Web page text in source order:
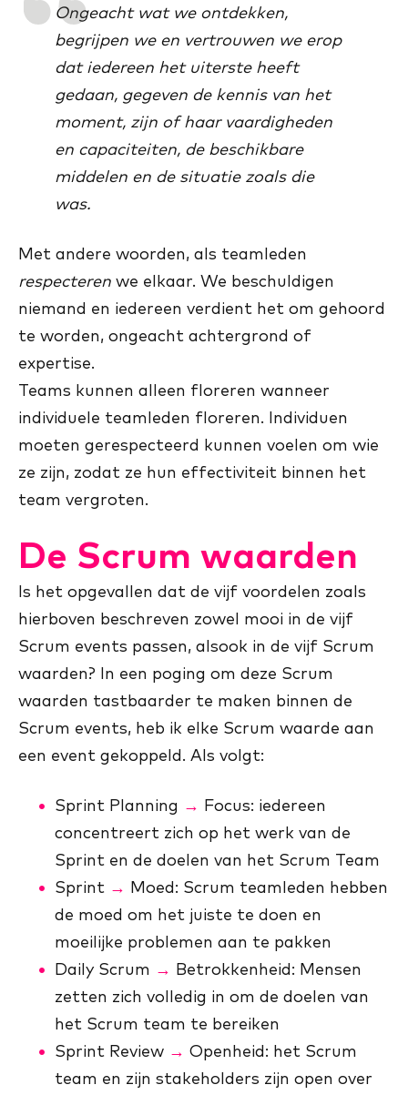
Ongeacht wat we ontdekken,
begrijpen we en vertrouwen we erop
dat iedereen het uiterste heeft
gedaan, gegeven de kennis van het
moment, zijn of haar vaardigheden
en capaciteiten, de beschikbare
middelen en de situatie zoals die
was.
Met andere woorden, als teamleden
respecteren we elkaar. We beschuldigen
niemand en iedereen verdient het om gehoord
te worden, ongeacht achtergrond of
expertise.
Teams kunnen alleen floreren wanneer
individuele teamleden floreren. Individuen
moeten gerespecteerd kunnen voelen om wie
ze zijn, zodat ze hun effectiviteit binnen het
team vergroten.
De Scrum waarden
Is het opgevallen dat de vijf voordelen zoals
hierboven beschreven zowel mooi in de vijf
Scrum events passen, alsook in de vijf Scrum
waarden? In een poging om deze Scrum
waarden tastbaarder te maken binnen de
Scrum events, heb ik elke Scrum waarde aan
een event gekoppeld. Als volgt:
Sprint Planning → Focus: iedereen
concentreert zich op het werk van de
Sprint en de doelen van het Scrum Team
Sprint → Moed: Scrum teamleden hebben
de moed om het juiste te doen en
moeilijke problemen aan te pakken
Daily Scrum → Betrokkenheid: Mensen
zetten zich volledig in om de doelen van
het Scrum team te bereiken
Sprint Review → Openheid: het Scrum
team en zijn stakeholders zijn open over